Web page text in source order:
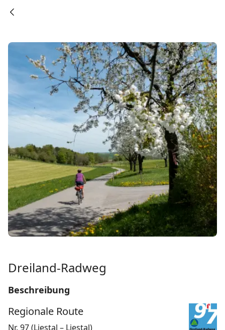
Dreiland-Radweg
Beschreibung
Regionale Route
Nr. 97 (Liestal – Liestal)